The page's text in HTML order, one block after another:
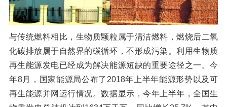
与传统燃料相比，生物质颗粒属于清洁燃料，燃烧后二氧
化碳排放属于自然界的碳循环，不形成污染。利用生物质
再生能源发电已经成为解决能源短缺的重要途径之一。今
年8月，国家能源局公布了2018年上半年能源形势以及可
再生能源并网运行情况。数据显示，今年上半年，全国生